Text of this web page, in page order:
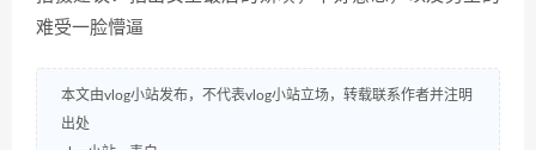
难受一脸懵逼
本文由vlog小站发布，不代表vlog小站立场，转载联系作者并注明
出处